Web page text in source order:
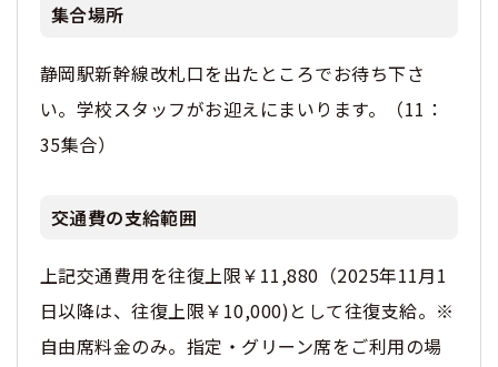
集合場所
静岡駅新幹線改札口を出たところでお待ち下さ
い。学校スタッフがお迎えにまいります。（11：
35集合）
交通費の支給範囲
上記交通費用を往復上限￥11,880（2025年11月1
日以降は、往復上限￥10,000)として往復支給。※
自由席料金のみ。指定・グリーン席をご利用の場